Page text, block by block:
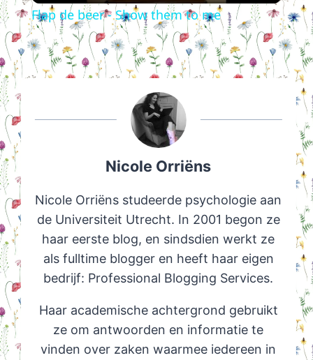
Flap de beer - Show them to me
Nicole Orriëns
Nicole Orriëns studeerde psychologie aan
de Universiteit Utrecht. In 2001 begon ze
haar eerste blog, en sindsdien werkt ze
als fulltime blogger en heeft haar eigen
bedrijf: Professional Blogging Services.
Haar academische achtergrond gebruikt
ze om antwoorden en informatie te
vinden over zaken waarmee iedereen in